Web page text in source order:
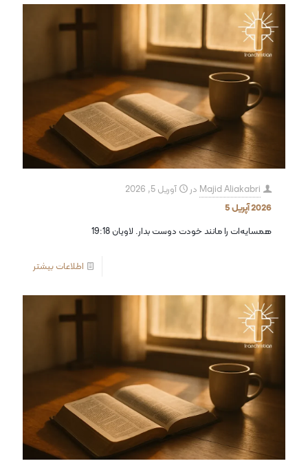
Majid Aliakabri در
آوریل 5, 2026
2026 آپریل 5
همسایه‌ات را مانند خودت دوست بدار. لاویان 19:18
اطلاعات بیشتر